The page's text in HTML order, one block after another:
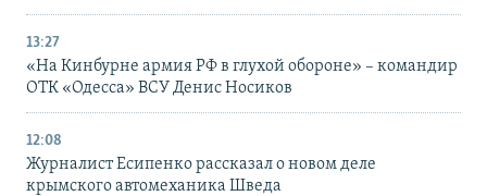
13:27
«На Кинбурне армия РФ в глухой обороне» – командир
ОТК «Одесса» ВСУ Денис Носиков
12:08
Журналист Есипенко рассказал о новом деле
крымского автомеханика Шведа